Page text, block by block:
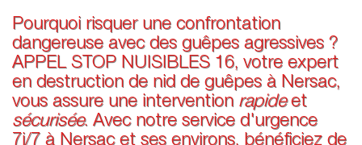
Pourquoi risquer une confrontation
dangereuse avec des guêpes agressives ?
APPEL STOP NUISIBLES 16, votre expert
en destruction de nid de guêpes à Nersac,
vous assure une intervention rapideet
sécurisée. Avec notre service d'urgence
7j/7 à Nersac et ses environs, bénéficiez de